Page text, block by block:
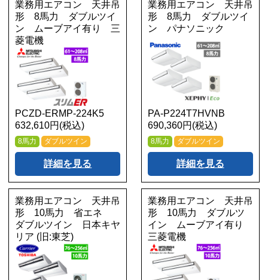
業務用エアコン 天井吊
形 8馬力 ダブルツイ
ン ムーブアイ有り 三
菱電機
PCZD-ERMP-224K5
632,610円(税込)
8馬力 ダブルツイン
詳細を見る
業務用エアコン 天井吊
形 8馬力 ダブルツイ
ン パナソニック
PA-P224T7HVNB
690,360円(税込)
8馬力 ダブルツイン
詳細を見る
業務用エアコン 天井吊
形 10馬力 省エネ
ダブルツイン 日本キヤ
リア (旧:東芝)
業務用エアコン 天井吊
形 10馬力 ダブルツ
イン ムーブアイ有り
三菱電機